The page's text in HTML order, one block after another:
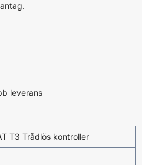
leverans
T3 Trådlös kontroller